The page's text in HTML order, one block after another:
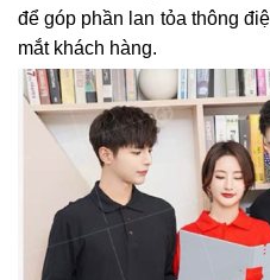
để góp phần lan tỏa thông
mắt khách hàng.